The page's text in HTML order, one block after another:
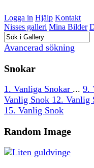
Logga in Hjälp Kontakt
Nisses galleri Mina Bilder
Avancerad sökning
Snokar
1. Vanliga Snokar ... 9.
Vanlig Snok 12. Vanlig
15. Vanlig Snok
Random Image